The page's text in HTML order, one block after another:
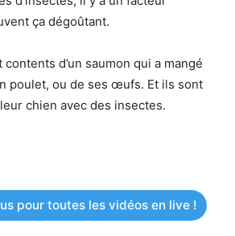
ça dégoûtant.
d’un saumon qui a mangé
poulet, ou de ses œufs. Et ils sont
chien avec des insectes.
pour toutes les vidéos en live !